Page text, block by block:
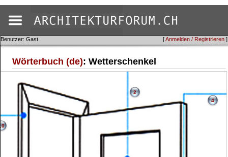
[Anmelden / Registrieren ]
Benutzer: Gast
Wörterbuch (de): Wetterschenkel
2
4